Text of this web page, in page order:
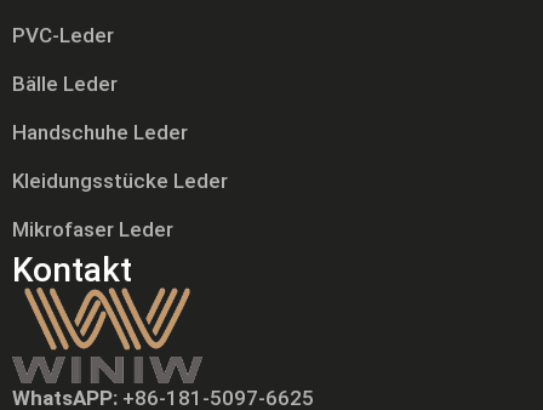
PVC-Leder
Bälle Leder
Handschuhe Leder
Kleidungsstücke Leder
Mikrofaser Leder
Kontakt
WhatsAPP: +86-181-5097-6625